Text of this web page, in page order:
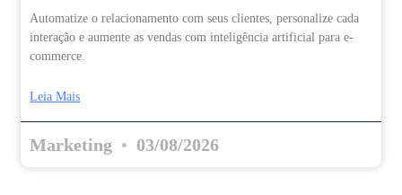
Automatize o relacionamento com seus clientes, personalize cada
interação e aumente as vendas com inteligência artificial para e-
commerce.
Leia Mais
Marketing 03/08/2026